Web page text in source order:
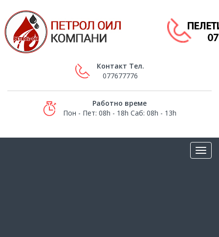
Контакт Тел.
077677776
Работно време
Пон - Пет: 08h - 18h Саб: 08h - 13h